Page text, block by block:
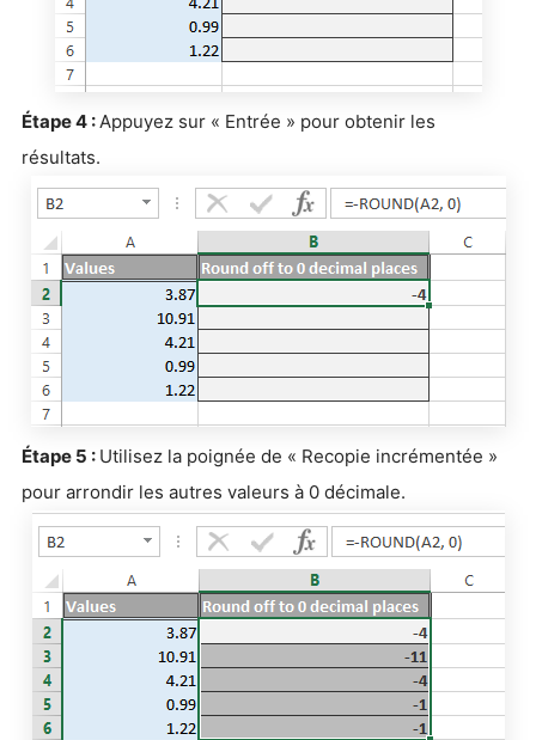
Étape 4 :Appuyez sur « Entrée » pour obtenir les
résultats.
Étape 5 : Utilisez la poignée de « Recopie incrémentée »
pour arrondir les autres valeurs à 0 décimale.